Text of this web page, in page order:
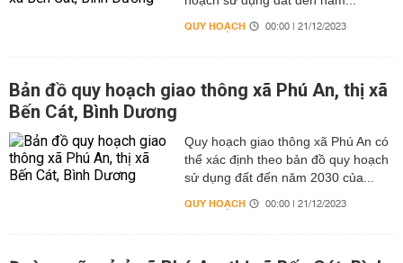
QUY HOẠCH 00:00 | 21/12/2023
Bản đồ quy hoạch giao thông xã Phú An, thị xã
Bến Cát, Bình Dương
Quy hoạch giao thông xã Phú An có
thể xác định theo bản đồ quy hoạch
sử dụng đất đến năm 2030 của...
QUY HOẠCH 00:00 | 21/12/2023